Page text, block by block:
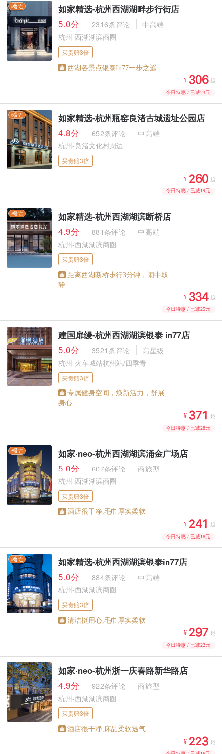
如家精选-杭州西湖湖畔步行街店
5.0分
2316条评论
中高端
杭州-西湖湖滨商圈
买贵赔3倍
西湖各景点银泰In77一步之遥
¥  起
今日特惠 / 已减23元
如家精选-杭州瓶窑良渚古城遗址公园店
4.8分
652条评论
中高端
杭州-良渚文化村周边
买贵赔3倍
¥  起
今日特惠 / 已减19元
如家精选-杭州西湖湖滨断桥店
4.9分
881条评论
中高端
杭州-西湖湖滨商圈
买贵赔3倍
距离西湖断桥步行3分钟，闹中取
静
¥  起
今日特惠 / 已减25元
建国扉缦-杭州西湖湖滨银泰 in77店
5.0分
3521条评论
高星级
杭州-火车城站杭州站/四季青
买贵赔3倍
专属健身空间，焕新活力，舒展
身心
¥  起
今日特惠 / 已减28元
如家·neo-杭州西湖湖滨涌金广场店
5.0分
607条评论
商旅型
杭州-西湖湖滨商圈
买贵赔3倍
酒店很干净,毛巾厚实柔软
¥  起
今日特惠 / 已减18元
如家精选-杭州西湖湖滨银泰in77店
5.0分
884条评论
中高端
杭州-西湖湖滨商圈
买贵赔3倍
清洁挺用心,毛巾厚实柔软
¥  起
今日特惠 / 已减22元
如家·neo-杭州浙一庆春路新华路店
4.9分
922条评论
商旅型
杭州-西湖湖滨商圈
买贵赔3倍
酒店很干净,床品柔软透气
¥  起